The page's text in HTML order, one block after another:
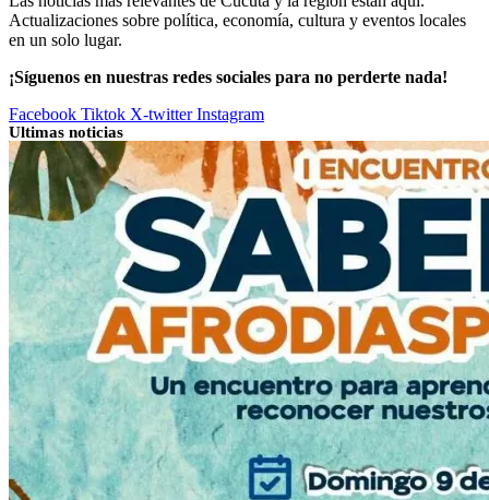
Actualizaciones sobre política, economía, cultura y eventos locales
en un solo lugar.
¡Síguenos en nuestras redes sociales para no perderte nada!
Facebook Tiktok X-twitter Instagram
Ultimas noticias